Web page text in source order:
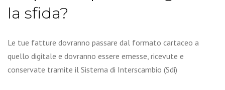
la sfida?
Le tue fatture dovranno passare dal formato cartaceo a
quello digitale e dovranno essere emesse, ricevute e
conservate tramite il Sistema di Interscambio (Sdi)